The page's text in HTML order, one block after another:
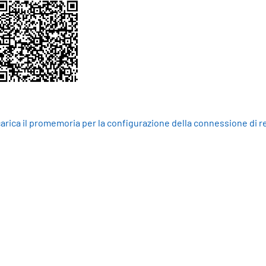
il promemoria per la configurazione della connessione di